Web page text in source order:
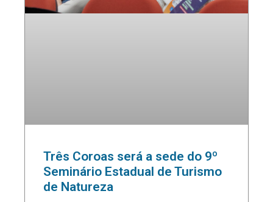
Três Coroas será a sede do 9º
Seminário Estadual de Turismo
de Natureza